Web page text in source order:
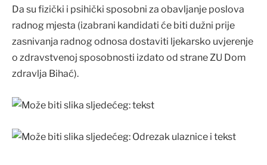
Da su fizički i psihički sposobni za obavljanje poslova
radnog mjesta (izabrani kandidati će biti dužni prije
zasnivanja radnog odnosa dostaviti ljekarsko uvjerenje
o zdravstvenoj sposobnosti izdato od strane ZU Dom
zdravlja Bihać).